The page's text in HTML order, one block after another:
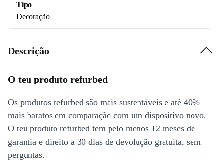
Tipo
Decoração
Descrição
O teu produto refurbed
Os produtos refurbed são mais sustentáveis e até 40%
mais baratos em comparação com um dispositivo novo.
O teu produto refurbed tem pelo menos 12 meses de
garantia e direito a 30 dias de devolução gratuita, sem
perguntas.